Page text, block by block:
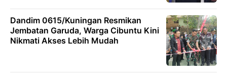
Dandim 0615/Kuningan Resmikan
Jembatan Garuda, Warga Cibuntu Kini
Nikmati Akses Lebih Mudah